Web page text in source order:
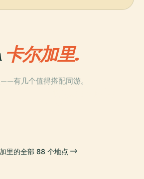
卡尔加里.
有几个值得搭配同游。
PLACE
PLACE
里的全部 88 个地点